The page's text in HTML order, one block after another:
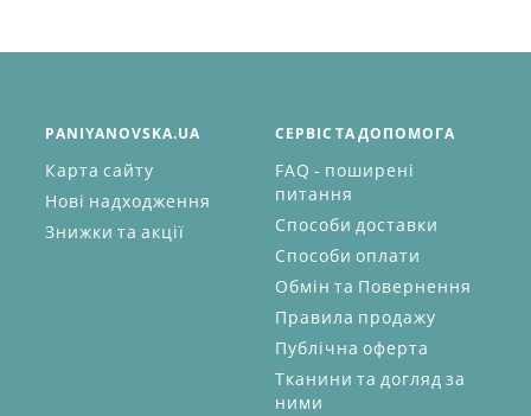
PANIYANOVSKA.UA
Карта сайту
Нові надходження
Знижки та акції
СЕРВІС ТА ДОПОМОГА
FAQ - поширені
питання
Способи доставки
Способи оплати
Обмін та Повернення
Правила продажу
Публічна оферта
Тканини та догляд за
ними